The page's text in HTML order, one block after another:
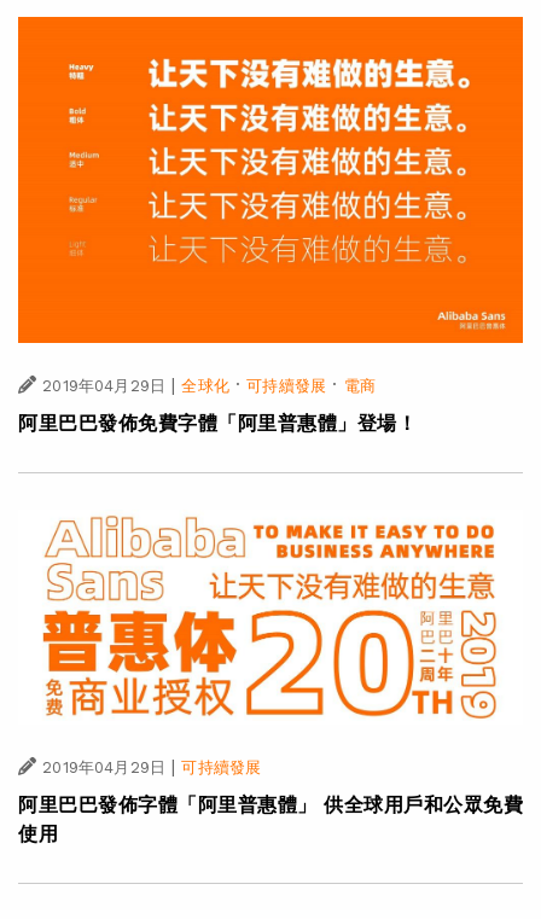
2019年04月29日 | 全球化·可持續發展 · 電商
阿里巴巴發佈免費字體「阿里普惠體」登場！
2019年04月29日 | 可持續發展
阿里巴巴發佈字體「阿里普惠體」 供全球用戶和公眾免費
使用